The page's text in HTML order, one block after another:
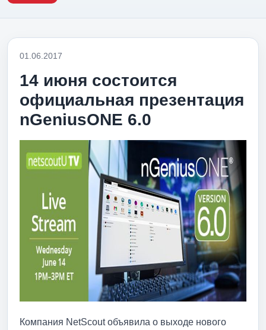
01.06.2017
14 июня состоится
официальная презентация
nGeniusONE 6.0
Компания NetScout объявила о выходе нового